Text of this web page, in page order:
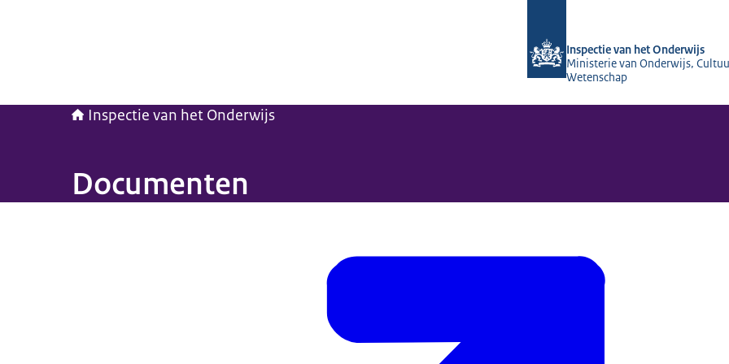
Inspectie van het Onderwijs
Ministerie van Onderwijs,
Wetenschap
Inspectie van het Onderwijs
Documenten